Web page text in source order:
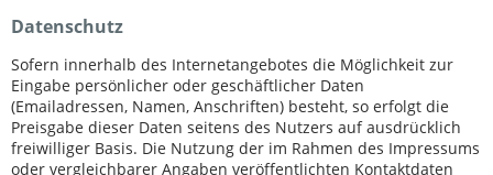
Datenschutz
Sofern innerhalb des Internetangebotes die Möglichkeit zur
Eingabe persönlicher oder geschäftlicher Daten
(Emailadressen, Namen, Anschriften) besteht, so erfolgt die
Preisgabe dieser Daten seitens des Nutzers auf ausdrücklich
freiwilliger Basis. Die Nutzung der im Rahmen des Impressums
oder vergleichbarer Angaben veröffentlichten Kontaktdaten